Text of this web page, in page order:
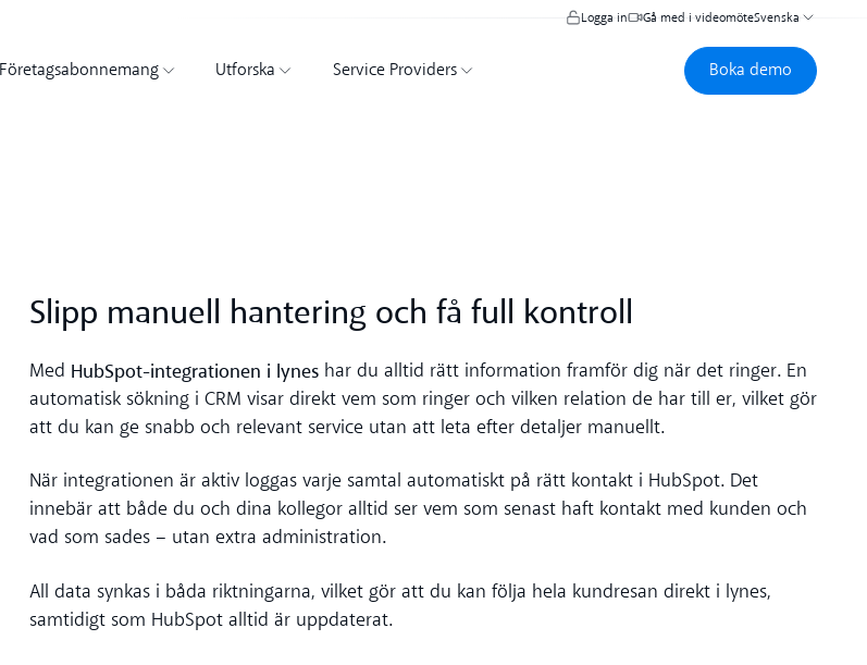
Logga in Gå med i videomöteSvenska
Företagsabonnemang Utforska Service Providers
Boka demo
Boka demo
Slipp manuell hantering och få full kontroll
Med HubSpot-integrationen i lynes har du alltid rätt information framför dig när det ringer. En
automatisk sökning i CRM visar direkt vem som ringer och vilken relation de har till er, vilket gör
att du kan ge snabb och relevant service utan att leta efter detaljer manuellt.
När integrationen är aktiv loggas varje samtal automatiskt på rätt kontakt i HubSpot. Det
innebär att både du och dina kollegor alltid ser vem som senast haft kontakt med kunden och
vad som sades – utan extra administration.
All data synkas i båda riktningarna, vilket gör att du kan följa hela kundresan direkt i lynes,
samtidigt som HubSpot alltid är uppdaterat.